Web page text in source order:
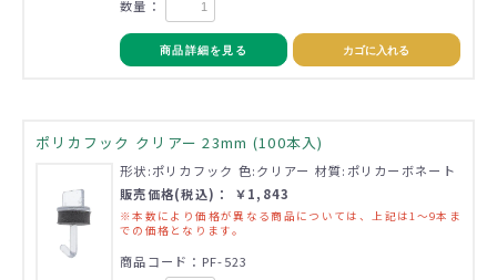
数量：
商品詳細を見る カゴに入れる
ポリカフック クリアー 23mm (100本入)
形状:ポリカフック 色:クリアー 材質:ポリカーボネート
販売価格(税込)： ￥1,843
※本数により価格が異なる商品については、上記は1～9本ま
での価格となります。
商品コード：PF-523